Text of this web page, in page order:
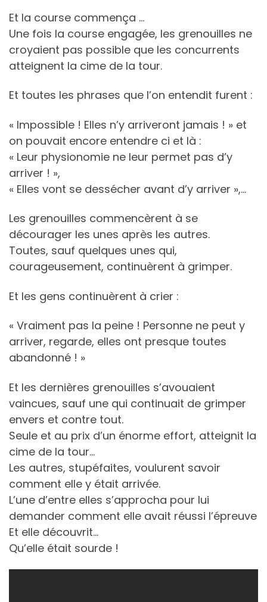
Et la course commença …
Une fois la course engagée, les grenouilles ne
croyaient pas possible que les concurrents
atteignent la cime de la tour.
Et toutes les phrases que l’on entendit furent :
« Impossible ! Elles n’y arriveront jamais ! » et
on pouvait encore entendre ci et là :
« Leur physionomie ne leur permet pas d’y
arriver ! »,
« Elles vont se dessécher avant d’y arriver »,…
Les grenouilles commencèrent à se
décourager les unes après les autres.
Toutes, sauf quelques unes qui,
courageusement, continuèrent à grimper.
Et les gens continuèrent à crier :
« Vraiment pas la peine ! Personne ne peut y
arriver, regarde, elles ont presque toutes
abandonné ! »
Et les dernières grenouilles s’avouaient
vaincues, sauf une qui continuait de grimper
envers et contre tout.
Seule et au prix d’un énorme effort, atteignit la
cime de la tour…
Les autres, stupéfaites, voulurent savoir
comment elle y était arrivée.
L’une d’entre elles s’approcha pour lui
demander comment elle avait réussi l’épreuve
Et elle découvrit…
Qu’elle était sourde !